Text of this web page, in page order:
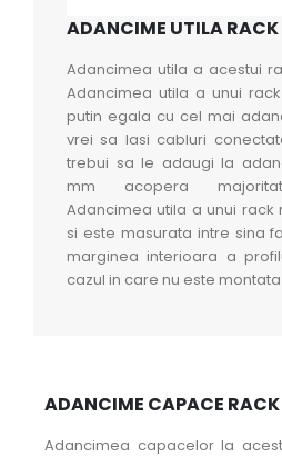
ADANCIME UTILA RACK
Adancimea utila a acestui
Adancimea utila a unui
putin egala cu cel mai
vrei sa lasi cabluri
trebui sa le adaugi la
mm acopera
Adancimea utila a unui rack
si este masurata intre sina
marginea interioara a
cazul in care nu este
ADANCIME CAPACE RACK
Adancimea capacelor la